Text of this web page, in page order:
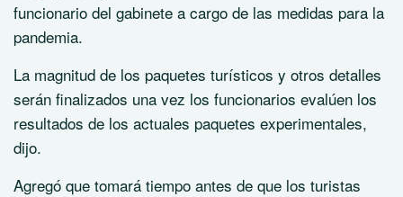
funcionario del gabinete a cargo de las medidas para la
pandemia.
La magnitud de los paquetes turísticos y otros detalles
serán finalizados una vez los funcionarios evalúen los
resultados de los actuales paquetes experimentales,
dijo.
Agregó que tomará tiempo antes de que los turistas